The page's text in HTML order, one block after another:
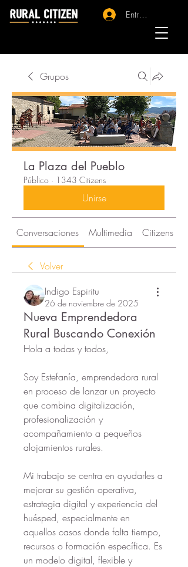
Entrar - Registro
Grupos
La Plaza del Pueblo
Público · 1343 Citizens
Unirse
Conversaciones Multimedia Citizens
Volver
Indigo Espiritu
26 de noviembre de 2025
Nueva Emprendedora
Rural Buscando Conexión
Hola a todas y todos,
Soy Estefanía, emprendedora rural
en proceso de lanzar un proyecto
que combina digitalización,
profesionalización y
acompañamiento a pequeños
alojamientos rurales.
Mi trabajo se centra en ayudarles a
mejorar su gestión operativa,
estrategia digital y experiencia del
huésped, especialmente en
aquellos casos donde falta tiempo,
recursos o formación específica. Es
un modelo digital, flexible y